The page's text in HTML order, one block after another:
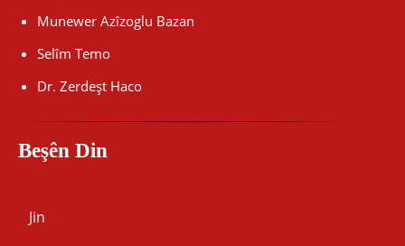
Munewer Azîzoglu Bazan
Selîm Temo
Dr. Zerdeşt Haco
Beşên Din
Jin